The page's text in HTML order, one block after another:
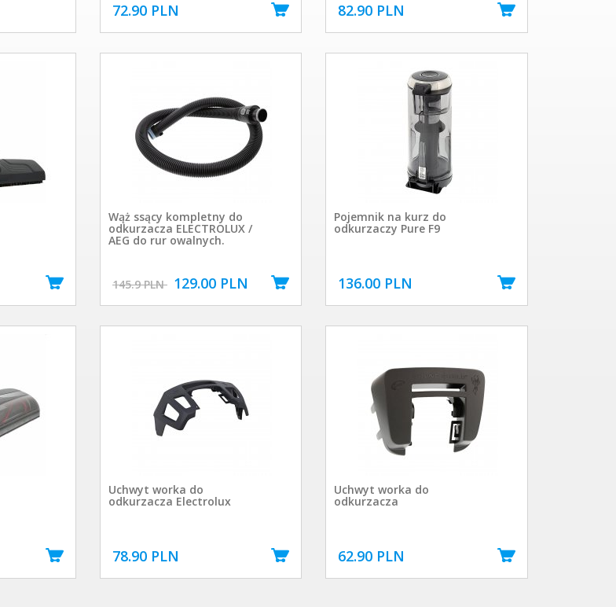
72.90 PLN 82.90 PLN
Wąż ssący kompletny do
odkurzacza ELECTROLUX /
AEG do rur owalnych.
145.9 PLN 129.00 PLN
Pojemnik na kurz do
odkurzaczy Pure F9
136.00 PLN
Uchwyt worka do
odkurzacza Electrolux
78.90 PLN
Uchwyt worka do
odkurzacza
62.90 PLN